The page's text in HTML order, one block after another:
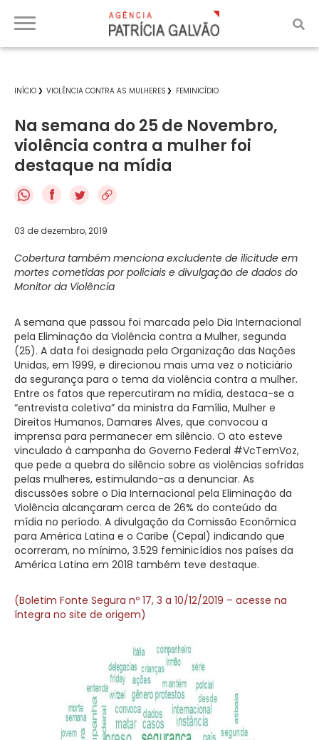
INÍCIO VIOLÊNCIA CONTRA AS MULHERES FEMINICÍDIO
Na semana do 25 de Novembro,
violência contra a mulher foi
destaque na mídia
f
03 de dezembro, 2019
Cobertura também menciona excludente de ilicitude em
mortes cometidas por policiais e divulgação de dados do
Monitor da Violência
A semana que passou foi marcada pelo Dia Internacional
pela Eliminação da Violência contra a Mulher, segunda
(25). A data foi designada pela Organização das Nações
Unidas, em 1999, e direcionou mais uma vez o noticiário
da segurança para o tema da violência contra a mulher.
Entre os fatos que repercutiram na mídia, destaca-se a
“entrevista coletiva” da ministra da Família, Mulher e
Direitos Humanos, Damares Alves, que convocou a
imprensa para permanecer em silêncio. O ato esteve
vinculado à campanha do Governo Federal #VcTemVoz,
que pede a quebra do silêncio sobre as violências sofridas
pelas mulheres, estimulando-as a denunciar. As
discussões sobre o Dia Internacional pela Eliminação da
Violência alcançaram cerca de 26% do conteúdo da
mídia no período. A divulgação da Comissão Econômica
para América Latina e o Caribe (Cepal) indicando que
ocorreram, no mínimo, 3.529 feminicídios nos países da
América Latina em 2018 também teve destaque.
(Boletim Fonte Segura nº 17, 3 a 10/12/2019 – acesse na
íntegra no site de origem)